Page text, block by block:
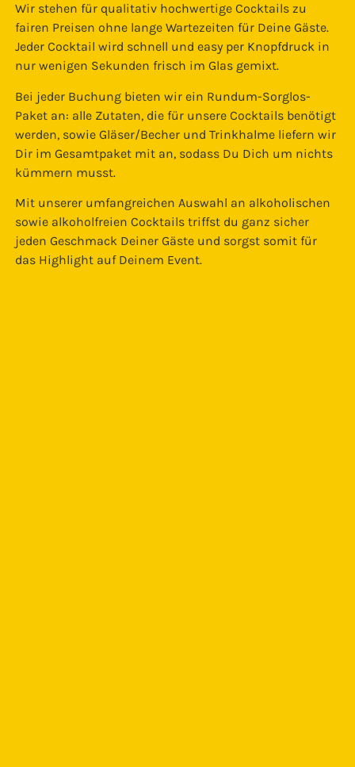
Wir stehen für qualitativ hochwertige Cocktails zu
fairen Preisen ohne lange Wartezeiten für Deine Gäste.
Jeder Cocktail wird schnell und easy per Knopfdruck in
nur wenigen Sekunden frisch im Glas gemixt.
Bei jeder Buchung bieten wir ein Rundum-Sorglos-
Paket an: alle Zutaten, die für unsere Cocktails benötigt
werden, sowie Gläser/Becher und Trinkhalme liefern wir
Dir im Gesamtpaket mit an, sodass Du Dich um nichts
kümmern musst.
Mit unserer umfangreichen Auswahl an alkoholischen
sowie alkoholfreien Cocktails triffst du ganz sicher
jeden Geschmack Deiner Gäste und sorgst somit für
das Highlight auf Deinem Event.